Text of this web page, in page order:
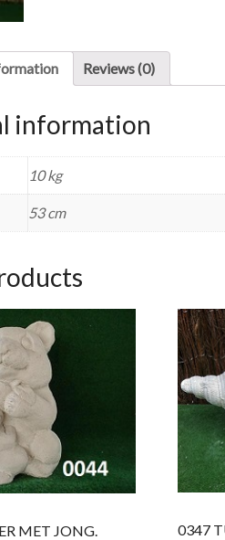
Reviews (0)
information
10 kg
53 cm
MET JONG. 0347